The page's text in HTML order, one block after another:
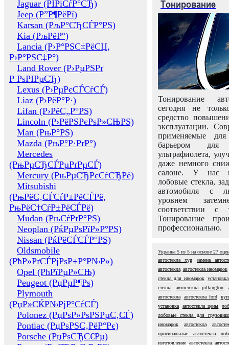
Jaguar (РЇРіСѓР°СЂ)
Jeep (Р”Р¶РёРї)
Karsan (РљР°СЂСЃР°РЅ)
Kia (РљРёР°)
Lancia (Р›Р°РЅС‡РёСЏ,
Р›Р°РЅС‡Р°)
Land Rover (Р›РµРЅРґ
Р РѕРІРµСЂ)
Lexus (Р›РµРєСЃСѓСЃ)
Liaz (Р›РёР°Р·)
Lifan (Р›РёС„Р°РЅ)
Lincoln (Р›РёРЅРєРѕР»СЊРЅ)
Man (РњР°РЅ)
Mazda (РњР°Р·РґР°)
Mercedes
(РњРµСЂСЃРµРґРµСЃ)
Mercury (РњРµСЂРєСѓСЂРё)
Mitsubishi
(РњРёС‚СЃСѓР±РёСЃРё,
РњРёС†СѓР±РёСЃРё)
Mudan (РњСѓРґР°РЅ)
Neoplan (РќРµРѕРїР»Р°РЅ)
Nissan (РќРёСЃСЃР°РЅ)
Oldsmobile
(РћР»РґСЃРјРѕР±Р°Р№Р»)
Opel (РћРїРµР»СЊ)
Peugeot (РџРµР¶Рѕ)
Plymouth
(РџР»СЌР№РјР°СѓСЃ)
Polonez (РџРѕР»РѕРЅРµС‚СЃ)
Pontiac (РџРѕРЅС‚РёР°Рє)
Porsche (РџРѕСЂС€Рµ)
Тонирование
Тонирование
сегодня не
средство
эксплуатации.
применяемые
барьером для
ультрафиолета,
даже немного
салоне. У нас
лобовые стекла,
автомобиля с
уровнем
соответствии с
Тонирование
профессионально.
Украина 5 из 5 на основе 27
автостекла xyg
замена
автостекла автостекла иномарок
стекла для иномарок
стекла
автостекла pilkington
автостекла
автостекла ford
установка
автостекла цены
лобовые стекла для
иномарок
автостекла
оригинальные автостекла
изготовление автостекла